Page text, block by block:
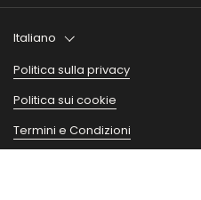
Lingua
Italiano
Politica sulla privacy
Politica sui cookie
Termini e Condizioni